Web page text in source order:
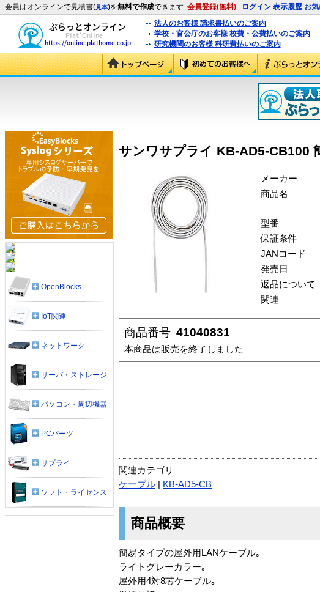
会員はオンラインで見積書(見本)を無料で作成できます 会員登録(無料) ログイン 表示履歴 お
法人のお客様 請求書払いのご案内
学校・官公庁のお客様 校費・公費払いのご案内
研究機関のお客様 科研費払いのご案内
サンワサプライ KB-AD5-CB100
メーカー
商品名
型番
保証条件
JANコード
発売日
返品について
関連
商品番号 41040831
本商品は販売を終了しました
関連カテゴリ
ケーブル
KB-AD5-CB
商品概要
簡易タイプの屋外用LANケーブル｡
ライトグレーカラー｡
屋外用4対8芯ケーブル｡
OpenBlocks
IoT関連
ネットワーク
サーバ・ストレージ
パソコン・周辺機器
PCパーツ
サプライ
ソフト・ライセンス